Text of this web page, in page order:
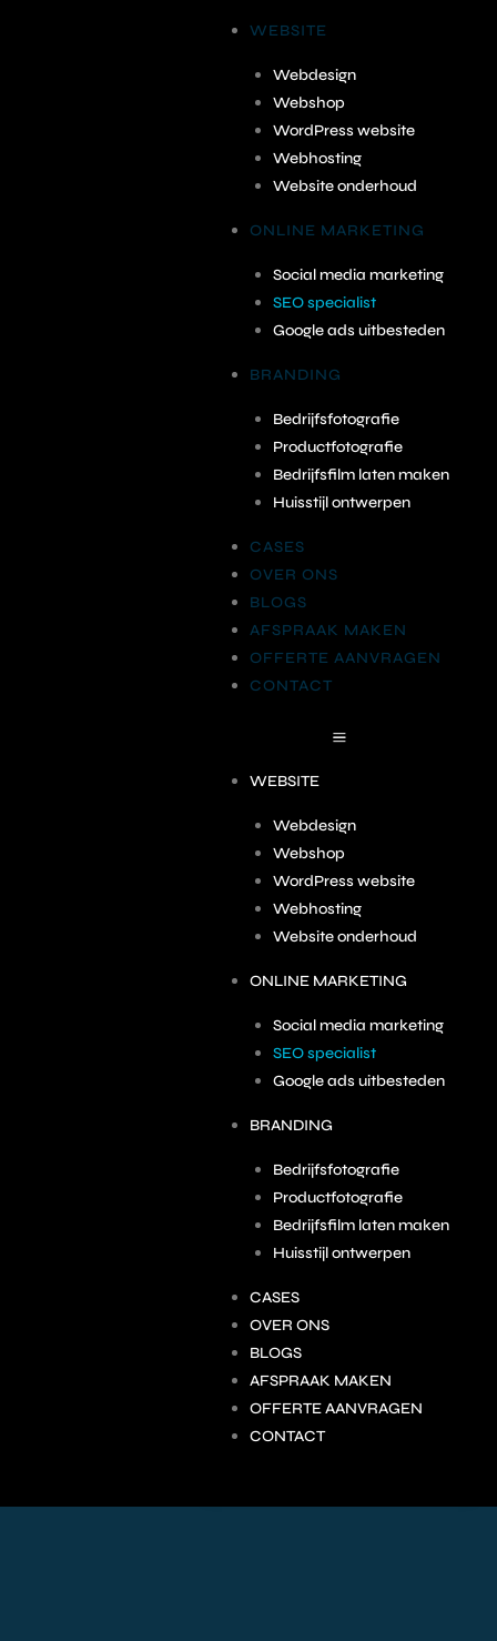
WEBSITE
Webdesign
Webshop
WordPress website
Webhosting
Website onderhoud
ONLINE MARKETING
Social media marketing
SEO specialist
Google ads uitbesteden
BRANDING
Bedrijfsfotografie
Productfotografie
Bedrijfsfilm laten maken
Huisstijl ontwerpen
CASES
OVER ONS
BLOGS
AFSPRAAK MAKEN
OFFERTE AANVRAGEN
CONTACT
WEBSITE
Webdesign
Webshop
WordPress website
Webhosting
Website onderhoud
ONLINE MARKETING
Social media marketing
SEO specialist
Google ads uitbesteden
BRANDING
Bedrijfsfotografie
Productfotografie
Bedrijfsfilm laten maken
Huisstijl ontwerpen
CASES
OVER ONS
BLOGS
AFSPRAAK MAKEN
OFFERTE AANVRAGEN
CONTACT